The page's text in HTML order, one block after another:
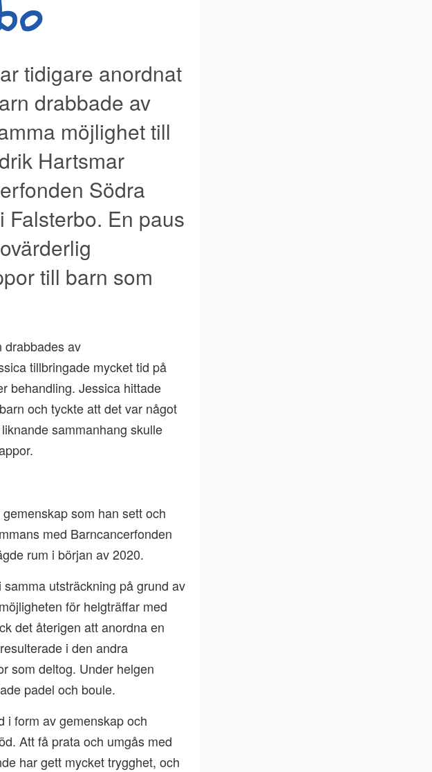
tidigare anordnat
drabbade av
möjlighet till
Hartsmar
Södra
En paus
till barn som
drabbades av
tillbringade mycket tid på
behandling. Jessica hittade
och tyckte att det var något
sammanhang skulle
som han sett och
med Barncancerfonden
rum i början av 2020.
utsträckning på grund av
för helgträffar med
det återigen att anordna en
i den andra
som deltog. Under helgen
padel och boule.
i form av gemenskap och
Att få prata och umgås med
har gett mycket trygghet, och